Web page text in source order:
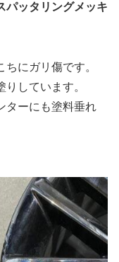
パッタリングメッキ
にガリ傷です。
しています。
ターにも塗料垂れ